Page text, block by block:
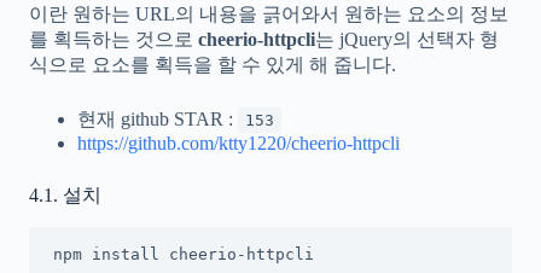
이란 원하는 URL의 내용을 긁어와서 원하는 요소의 정보
를 획득하는 것으로 cheerio-httpcli는 jQuery의 선택자 형
식으로 요소를 획득을 할 수 있게 해 줍니다.
현재 github STAR : 153
https://github.com/ktty1220/cheerio-httpcli
4.1. 설치
npm install cheerio-httpcli